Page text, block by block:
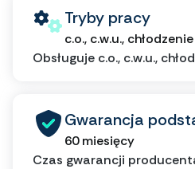
Tryby pracy
c.o., c.w.u., chłodzenie
Obsługuje c.o., c.w.u.,
Gwarancja
60 miesięcy
Czas gwarancji